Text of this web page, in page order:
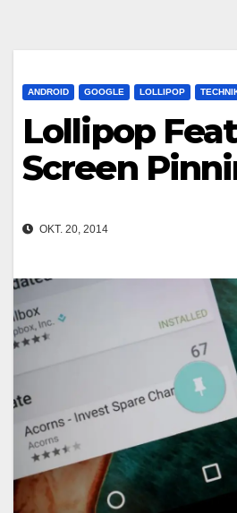
ANDROID GOOGLE LOLLIPOP
Lollipop
Screen
OKT. 20, 2014